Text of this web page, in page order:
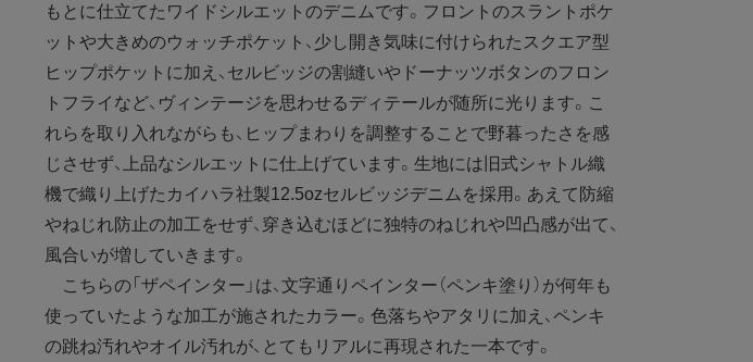
もとに仕立てたワイドシルエットのデニムです。フロントのスラントポケ
ットや大きめのウォッチポケット、少し開き気味に付けられたスクエア型
ヒップポケットに加え、セルビッジの割縫いやドーナッツボタンのフロン
トフライなど、ヴィンテージを思わせるディテールが随所に光ります。こ
れらを取り入れながらも、ヒップまわりを調整することで野暮ったさを感
じさせず、上品なシルエットに仕上げています。生地には旧式シャトル織
機で織り上げたカイハラ社製12.5ozセルビッジデニムを採用。あえて防縮
やねじれ防止の加工をせず、穿き込むほどに独特のねじれや凹凸感が出て、
風合いが増していきます。
こちらの「ザペインター」は、文字通りペインター（ペンキ塗り）が何年も
使っていたような加工が施されたカラー。色落ちやアタリに加え、ペンキ
の跳ね汚れやオイル汚れが、とてもリアルに再現された一本です。